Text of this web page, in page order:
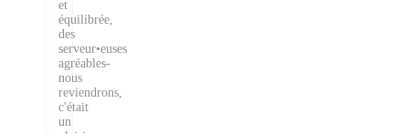
et
équilibrée,
des
serveur•euses
agréables-
nous
reviendrons,
c'était
un